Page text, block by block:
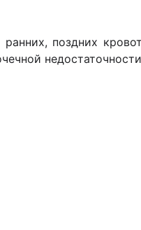
ранних, поздних